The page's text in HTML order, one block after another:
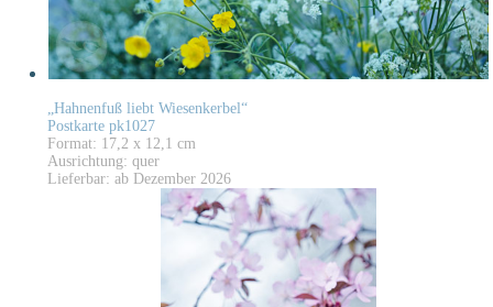
„Hahnenfuß liebt Wiesenkerbel“
Postkarte pk1027
Format: 17,2 x 12,1 cm
Ausrichtung: quer
Lieferbar: ab Dezember 2026